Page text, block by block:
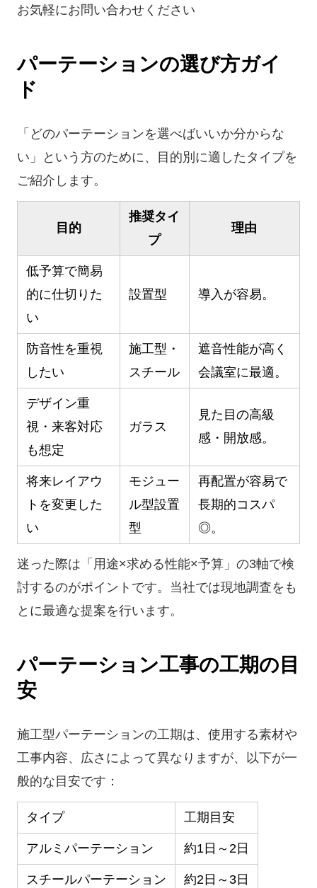
お気軽にお問い合わせください
パーテーションの選び方ガイ
ド
「どのパーテーションを選べばいいか分からな
い」という方のために、目的別に適したタイプを
ご紹介します。
目的
推奨タイ
プ
理由
低予算で簡易
的に仕切りた
い
設置型 導入が容易。
防音性を重視
したい
施工型・
スチール
遮音性能が高く
会議室に最適。
デザイン重
視・来客対応
も想定
ガラス
見た目の高級
感・開放感。
将来レイアウ
トを変更した
い
モジュー
ル型設置
型
再配置が容易で
長期的コスパ
◎。
迷った際は「用途×求める性能×予算」の3軸で検
討するのがポイントです。当社では現地調査をも
とに最適な提案を行います。
パーテーション工事の工期の目
安
施工型パーテーションの工期は、使用する素材や
工事内容、広さによって異なりますが、以下が一
般的な目安です：
タイプ 工期目安
アルミパーテーション 約1日～2日
スチールパーテーション 約2日～3日